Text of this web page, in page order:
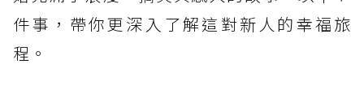
件事，帶你更深入了解這對新人的幸福旅
程。